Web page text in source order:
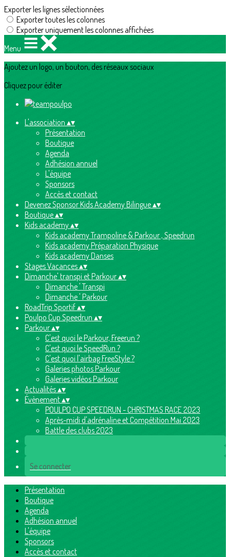
Exporter les lignes sélectionnées
Exporter toutes les colonnes
Exporter uniquement les colonnes affichées
Menu
Ajoutez un logo, un bouton, des réseaux sociaux
Cliquez pour éditer
L'association ▴▾
Présentation
Boutique
Agenda
Adhésion annuel
L'équipe
Sponsors
Accès et contact
Devenez Sponsor Kids Academy Bilingue▴▾
Boutique▴▾
Kids academy▴▾
Kids academy Trampoline & Parkour , Speedrun
Kids academy Préparation Physique
Kids academy Danses
Stages Vacances▴▾
Dimanche' transpi et Parkour▴▾
Dimanche ' Transpi
Dimanche ' Parkour
RoadTrip Sportif▴▾
Poulpo Cup Speedrun ▴▾
Parkour▴▾
C'est quoi le Parkour, Freerun ?
C'est quoi le SpeedRun ?
C'est quoi l'airbag FreeStyle ?
Galeries photos Parkour
Galeries vidéos Parkour
Actualités▴▾
Évènement▴▾
POULPO CUP SPEEDRUN - CHRISTMAS RACE 2023
Après-midi d'adrénaline et Compétition Mai 2023
Battle des clubs 2023
Se connecter
Présentation
Boutique
Agenda
Adhésion annuel
L'équipe
Sponsors
Accès et contact